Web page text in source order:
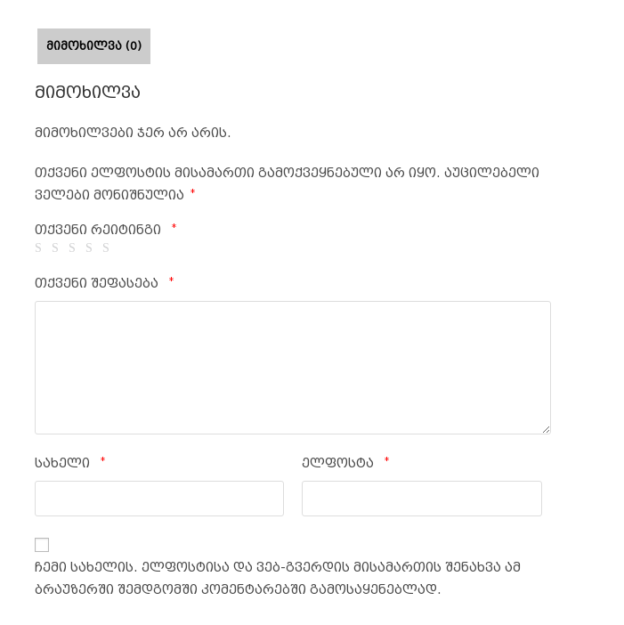
ᲛᲘᲛᲝᲮᲘᲚᲕᲐ (0)
მიმოხილვა
მიმოხილვები ჯერ არ არის.
თქვენი ელფოსტის მისამართი გამოქვეყნებული არ იყო. აუცილებელი
ველები მონიშნულია
*
თქვენი რეიტინგი *
თქვენი შეფასება *
სახელი * ელფოსტა *
ჩემი სახელის. ელფოსტისა და ვებ-გვერდის მისამართის შენახვა ამ
ბრაუზერში შემდგომში კომენტარებში გამოსაყენებლად.